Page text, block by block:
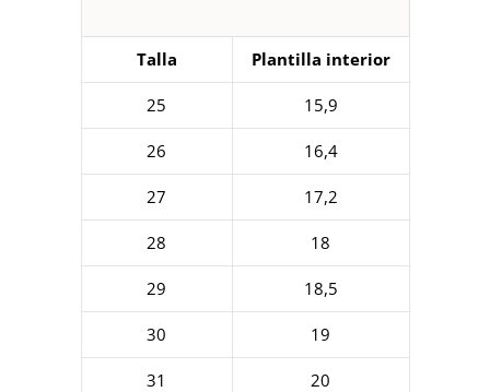
Talla Plantilla interior
25 15,9
26 16,4
27 17,2
28 18
29 18,5
30 19
31 20